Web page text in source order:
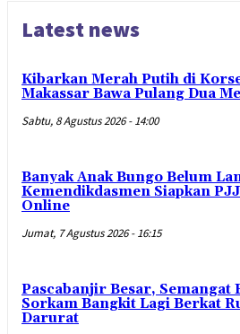
Latest news
Kibarkan Merah Putih di
Makassar Bawa Pulang Dua
Sabtu, 8 Agustus 2026 - 14:00
Banyak Anak Bungo Belum
Kemendikdasmen Siapkan
Online
Jumat, 7 Agustus 2026 - 16:15
Pascabanjir Besar, Semangat
Sorkam Bangkit Lagi Berkat
Darurat